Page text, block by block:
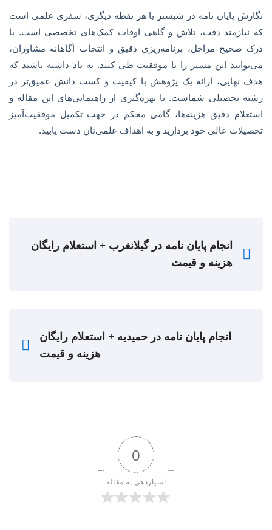
نگارش پایان نامه در شبستر یا هر نقطه دیگری، سفری علمی است
که نیازمند دقت، تلاش و گاهی اوقات کمک‌های تخصصی است. با
درک صحیح مراحل، برنامه‌ریزی دقیق و انتخاب آگاهانه مشاوران،
می‌توانید این مسیر را با موفقیت طی کنید. به یاد داشته باشید که
هدف نهایی، ارائه یک پژوهش با کیفیت و کسب دانش عمیق‌تر در
رشته تحصیلی شماست. با بهره‌گیری از راهنمایی‌های این مقاله و
استعلام دقیق هزینه‌ها، گامی محکم در جهت تکمیل موفقیت‌آمیز
تحصیلات عالی خود بردارید و به اهداف علمی‌تان دست یابید.
انجام پایان نامه در گیلانغرب + استعلام رایگان
هزینه و قیمت
انجام پایان نامه در حمیدیه + استعلام رایگان
هزینه و قیمت
0
امتیازدهی به مقاله